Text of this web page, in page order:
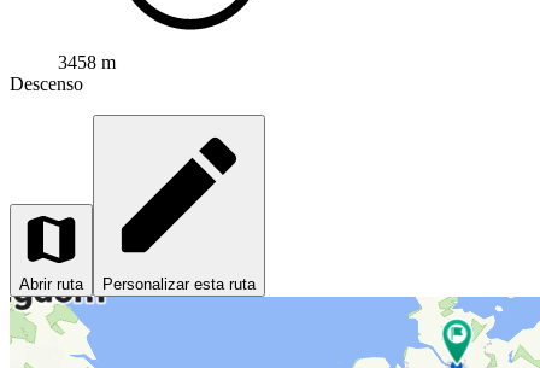
3458 m
Descenso
Abrir ruta Personalizar esta ruta